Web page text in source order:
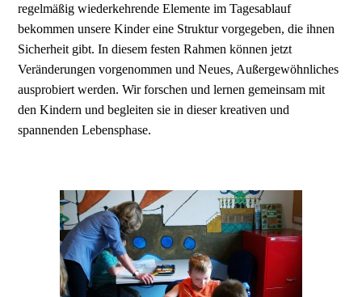
regelmäßig wiederkehrende Elemente im Tagesablauf
bekommen unsere Kinder eine Struktur vorgegeben, die ihnen
Sicherheit gibt. In diesem festen Rahmen können jetzt
Veränderungen vorgenommen und Neues, Außergewöhnliches
ausprobiert werden. Wir forschen und lernen gemeinsam mit
den Kindern und begleiten sie in dieser kreativen und
spannenden Lebensphase.